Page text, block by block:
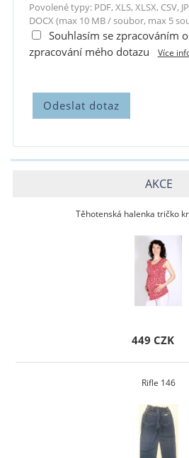
Povolené typy: PDF, XLS, XLSX, CSV,
DOCX (max 10 MB / soubor, max 5
Souhlasím se zpracováním
zpracování mého dotazu
Více
AKCE
Těhotenská halenka tričko
449 CZK
Rifle 146